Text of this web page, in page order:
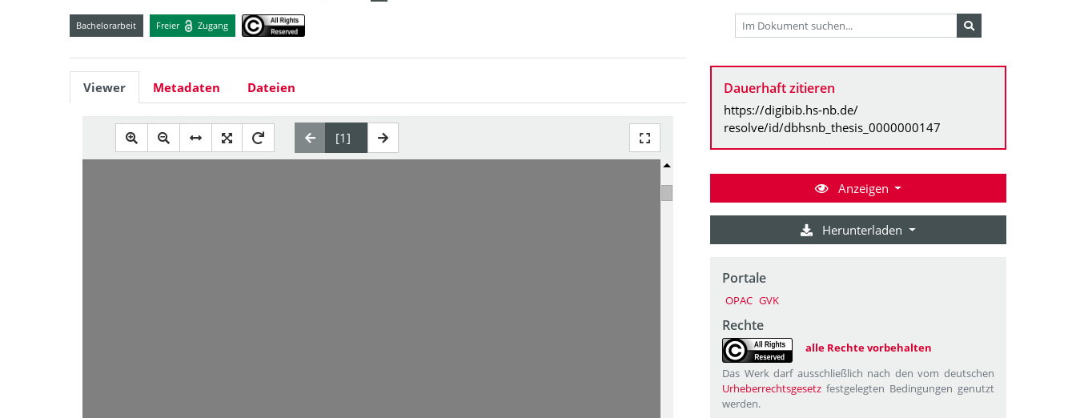
Bachelorarbeit Freier Zugang
Viewer Metadaten Dateien Dauerhaft zitieren
https://digibib.hs-nb.de/
resolve/id/dbhsnb_thesis_0000000147
Anzeigen
Herunterladen
Portale
OPAC GVK
Rechte
alle Rechte vorbehalten
Das Werk darf ausschließlich nach den vom deutschen
Urheberrechtsgesetz festgelegten Bedingungen genutzt
werden.